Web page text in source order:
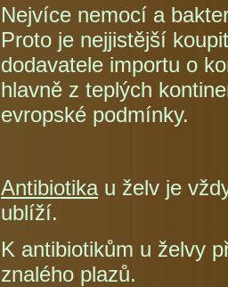
Nejvíce nemocí a
Proto je nejjistější
dodavatele importu o
hlavně z teplých
evropské podmínky.
Antibiotikau želv je
ublíží.
K antibiotikům u želvy
znalého plazů.